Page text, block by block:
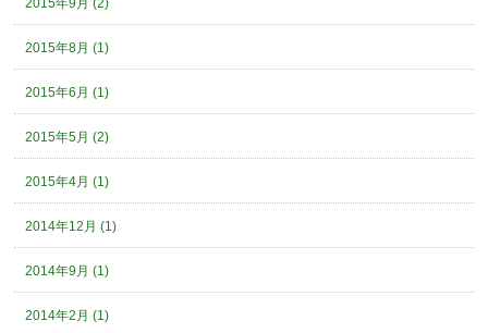
2015年9月 (2)
2015年8月 (1)
2015年6月 (1)
2015年5月 (2)
2015年4月 (1)
2014年12月 (1)
2014年9月 (1)
2014年2月 (1)